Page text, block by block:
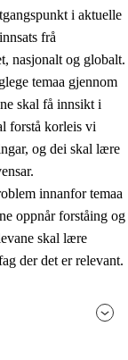
i aktuelle
frå
nasjonalt og globalt.
temaa gjennom
skal få innsikt i
forstå korleis vi
og dei skal lære
innanfor temaa
oppnår forståing og
skal lære
der det er relevant.